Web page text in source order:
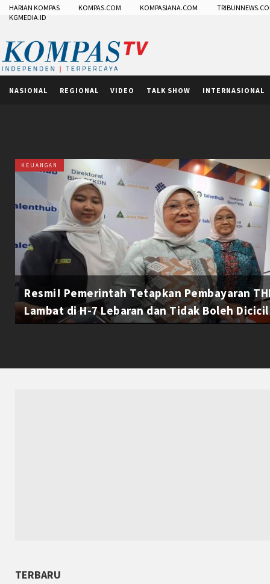
HARIAN KOMPAS KOMPAS.COM KOMPASIANA.COM
KGMEDIA.ID
NASIONAL REGIONAL VIDEO TALK SHOW INTERNASIONAL
KEUANGAN
Resmi! Pemerintah Tetapkan Pembayaran
Lambat di H-7 Lebaran dan Tidak Boleh Dicicil
TERBARU